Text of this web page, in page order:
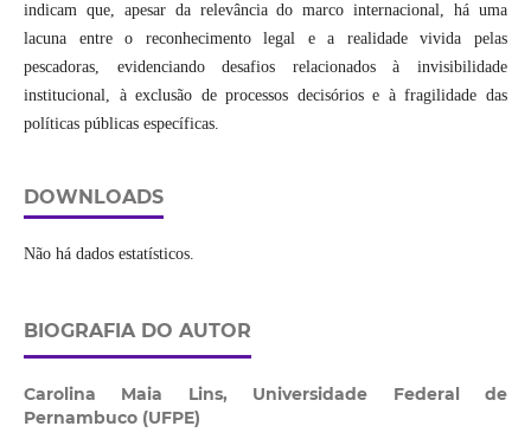
indicam que, apesar da relevância do marco internacional, há uma
lacuna entre o reconhecimento legal e a realidade vivida pelas
pescadoras, evidenciando desafios relacionados à invisibilidade
institucional, à exclusão de processos decisórios e à fragilidade das
políticas públicas específicas.
DOWNLOADS
Não há dados estatísticos.
BIOGRAFIA DO AUTOR
Carolina Maia Lins, Universidade Federal de
Pernambuco (UFPE)